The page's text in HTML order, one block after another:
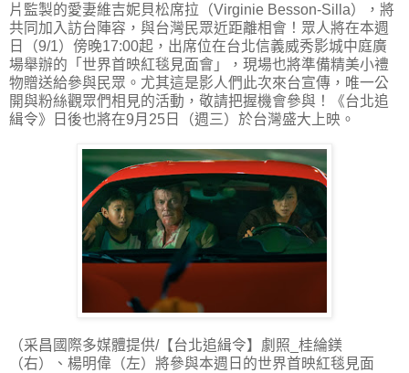
片監製的愛妻維吉妮貝松席拉（Virginie Besson-Silla），將
共同加入訪台陣容，與台灣民眾近距離相會！眾人將在本週
日（9/1）傍晚17:00起，出席位在台北信義威秀影城中庭廣
場舉辦的「世界首映紅毯見面會」，現場也將準備精美小禮
物贈送給參與民眾。尤其這是影人們此次來台宣傳，唯一公
開與粉絲觀眾們相見的活動，敬請把握機會參與！《台北追
緝令》日後也將在9月25日（週三）於台灣盛大上映。
（采昌國際多媒體提供/【台北追緝令】劇照_桂綸鎂
（右）、楊明偉（左）將參與本週日的世界首映紅毯見面